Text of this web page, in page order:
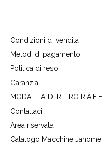
Condizioni di vendita
Metodi di pagamento
Politica di reso
Garanzia
MODALITA’ DI RITIRO R.A.E.E
Contattaci
Area riservata
Catalogo Macchine Janome